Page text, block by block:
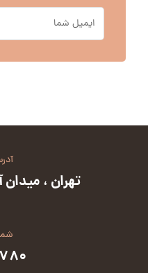
تهران ، میدان